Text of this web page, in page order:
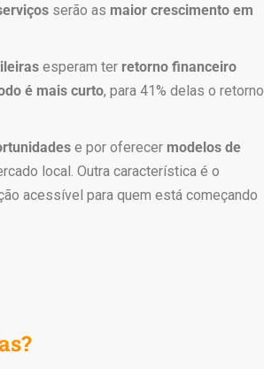
serão as maior crescimento em
esperam ter retorno financeiro
é mais curto, para 41% delas o retorno
e por oferecer modelos de
local. Outra característica é o
acessível para quem está começando